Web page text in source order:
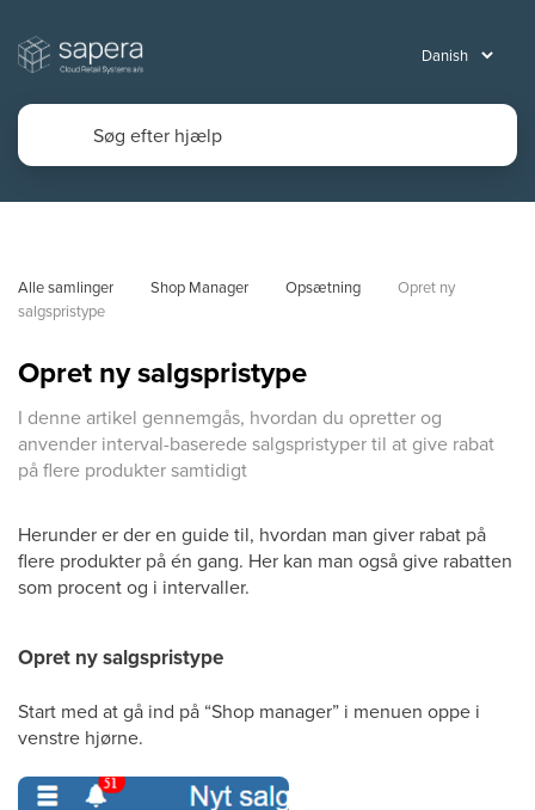
Alle samlinger Shop Manager Opsætning
Opret ny
salgspristype
Opret ny salgspristype
I denne artikel gennemgås, hvordan du opretter og
anvender interval-baserede salgspristyper til at give rabat
på flere produkter samtidigt
Herunder er der en guide til, hvordan man giver rabat på
flere produkter på én gang. Her kan man også give rabatten
som procent og i intervaller.
Opret ny salgspristype
Start med at gå ind på “Shop manager” i menuen oppe i
venstre hjørne.